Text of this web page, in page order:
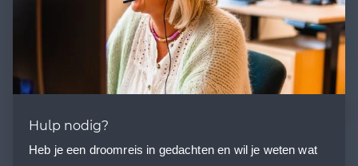
Hulp nodig?
Heb je een droomreis in gedachten en wil je weten wat